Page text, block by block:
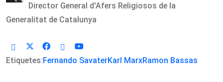
Director General d'Afers Religiosos de la
Generalitat de Catalunya
Etiquetes:Fernando SavaterKarl MarxRamon Bassas